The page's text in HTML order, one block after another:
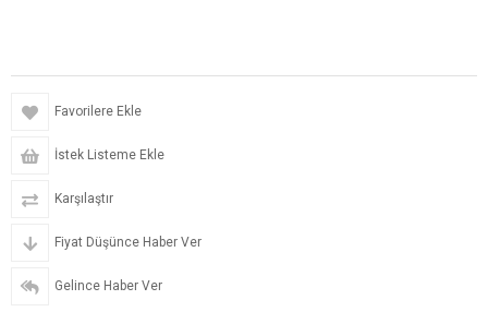
Favorilere Ekle
İstek Listeme Ekle
Karşılaştır
Fiyat Düşünce Haber Ver
Gelince Haber Ver